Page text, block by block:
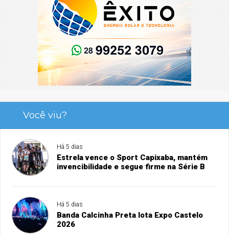
Você viu?
Há 5 dias
Estrela vence o Sport Capixaba, mantém
invencibilidade e segue firme na Série B
Há 5 dias
Banda Calcinha Preta lota Expo Castelo
2026